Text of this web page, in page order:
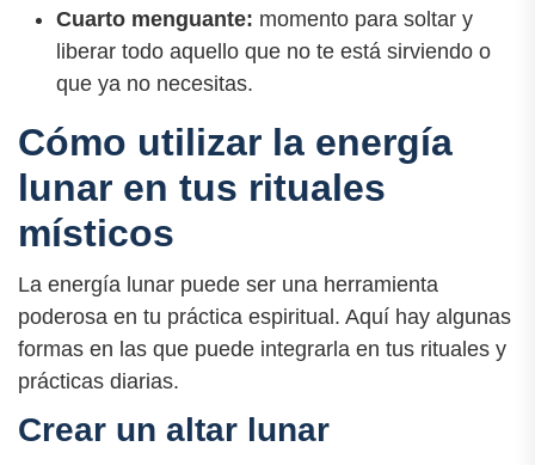
Cuarto menguante: momento para soltar y
liberar todo aquello que no te está sirviendo o
que ya no necesitas.
Cómo utilizar la energía
lunar en tus rituales
místicos
La energía lunar puede ser una herramienta
poderosa en tu práctica espiritual. Aquí hay algunas
formas en las que puede integrarla en tus rituales y
prácticas diarias.
Crear un altar lunar